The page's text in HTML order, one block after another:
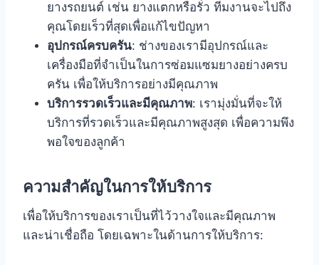
ยางรถยนต์ เช่น ยางแตกหรือรั่ว ทีมงานจะไปถึง
คุณโดยเร็วที่สุดเพื่อแก้ไขปัญหา
อุปกรณ์ครบครัน: ช่างของเรามีอุปกรณ์และ
เครื่องมือที่จำเป็นในการซ่อมแซมยางอย่างครบ
ครัน เพื่อให้บริการอย่างมีคุณภาพ
บริการรวดเร็วและมีคุณภาพ: เรามุ่งมั่นที่จะให้
บริการที่รวดเร็วและมีคุณภาพสูงสุด เพื่อความพึง
พอใจของลูกค้า
ความสำคัญในการให้บริการ
เพื่อให้บริการของเราเป็นที่ไว้วางใจและมีคุณภาพ
และน่าเชื่อถือ โดยเฉพาะในด้านการให้บริการ: